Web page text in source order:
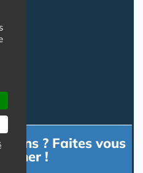
? Faites vous
!